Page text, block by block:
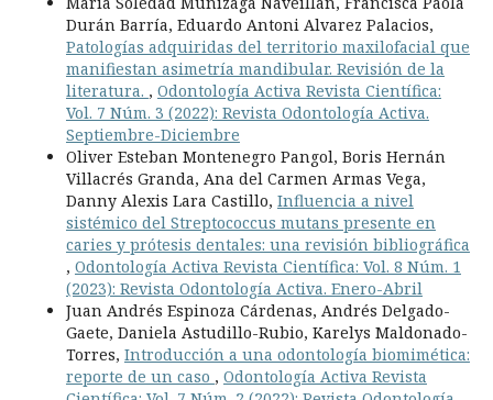
Durán Barría, Eduardo Antoni Alvarez Palacios,
Patologías adquiridas del territorio maxilofacial que
manifiestan asimetría mandibular. Revisión de la
literatura. , Odontología Activa Revista Científica:
Vol. 7 Núm. 3 (2022): Revista Odontología Activa.
Septiembre-Diciembre
Oliver Esteban Montenegro Pangol, Boris Hernán
Villacrés Granda, Ana del Carmen Armas Vega,
Danny Alexis Lara Castillo, Influencia a nivel
sistémico del Streptococcus mutans presente en
caries y prótesis dentales: una revisión bibliográfica
, Odontología Activa Revista Científica: Vol. 8 Núm. 1
(2023): Revista Odontología Activa. Enero-Abril
Juan Andrés Espinoza Cárdenas, Andrés Delgado-
Gaete, Daniela Astudillo-Rubio, Karelys Maldonado-
Torres, Introducción a una odontología biomimética:
reporte de un caso , Odontología Activa Revista